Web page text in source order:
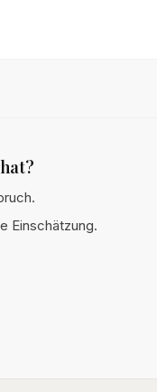
und Schadenspositionen.
Einschätzung.